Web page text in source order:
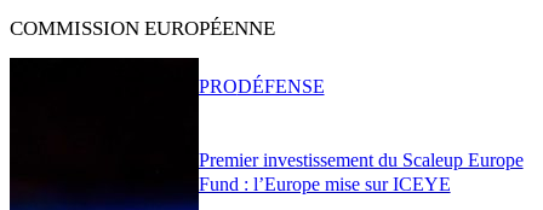
COMMISSION EUROPÉENNE
Premier investissement du Scaleup Europe
Fund : l’Europe mise sur ICEYE
PRODÉFENSE